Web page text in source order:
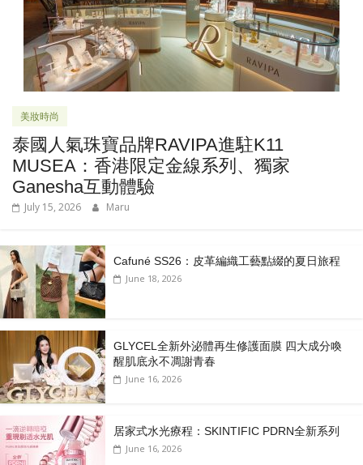
美妝時尚
泰國人氣珠寶品牌RAVIPA進駐K11
MUSEA：香港限定金線系列、獨家
Ganesha互動體驗
July 15, 2026 Maru
Cafuné SS26：皮革編織工藝點綴的夏日旅程
June 18, 2026
GLYCEL全新外泌體再生修護面膜 四大成分喚
醒肌底永不凋謝青春
June 16, 2026
居家式水光療程：SKINTIFIC PDRN全新系列
June 16, 2026